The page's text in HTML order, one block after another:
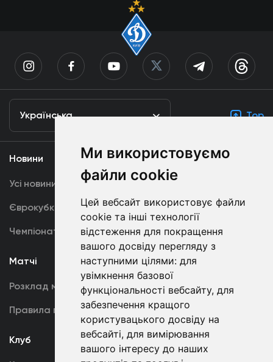
Ми використовуємо
файли cookie
Цей вебсайт використовує файли
cookie та інші технології
відстеження для покращення
вашого досвіду перегляду з
наступними цілями: для
увімкнення базової
функціональності вебсайту, для
забезпечення кращого
користувацького досвіду на
вебсайті, для вимірювання
вашого інтересу до наших
Українська Top
Новини
Усі новини
Єврокубки
Чемпіонат України
Медіа
Динамо TV
Фотогалерея
Акредитація
Матчі
Розклад матчів
Правила поведінки
Команда
Перша команда
U19
Клуб